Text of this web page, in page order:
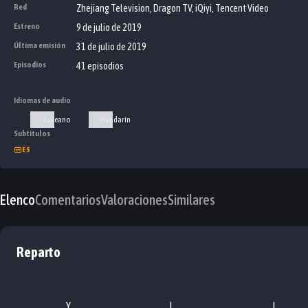
Red Zhejiang Television, Dragon TV, iQiyi, Tencent Video
Estreno 9 de julio de 2019
Última emisión 31 de julio de 2019
Episodios 41 episodios
Idiomas de audio
Coreano
Mandarín
Subtítulos
ES
ElencoComentariosValoracionesSimilares
Reparto